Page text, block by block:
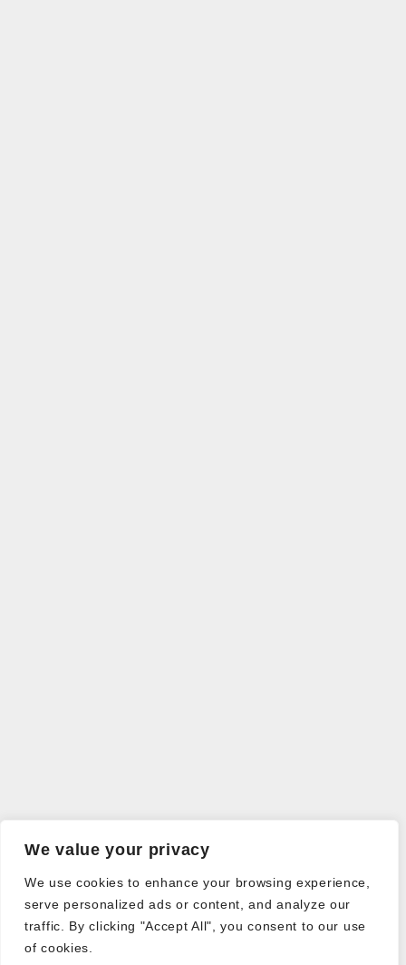
We value your privacy
We use cookies to enhance your browsing experience,
serve personalized ads or content, and analyze our
traffic. By clicking "Accept All", you consent to our use
of cookies.